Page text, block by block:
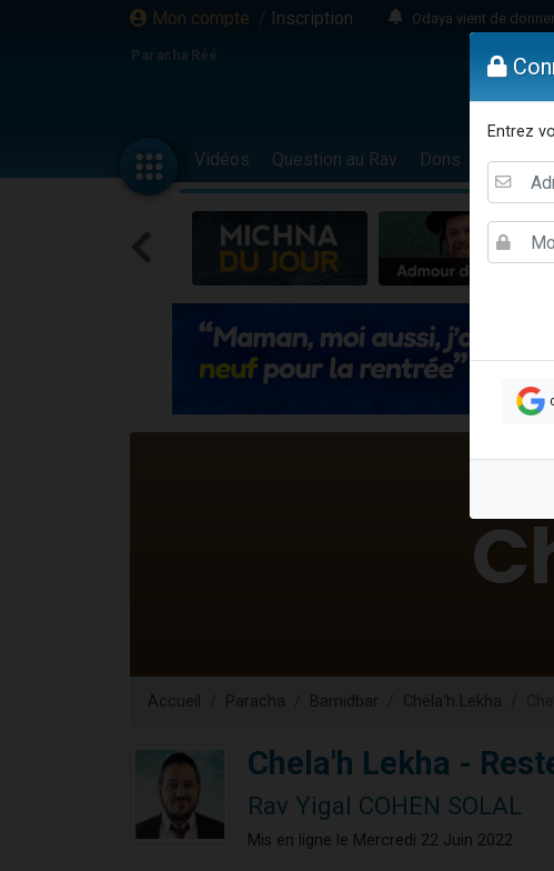
Mon compte / Inscription
Odaya vient de
3 personnes
13 personnes
12 nouvelles
30 personnes
Il reste 49
3 personnes viennent
2 personnes
3 personnes viennent
2 nouvelles
8 personnes
61 personnes
Ariel vient de donner
Il reste 49
Nathaniel vient de
Paracha Réé
Vidéos Question au Rav Dons Femmes
Accueil Paracha Bamidbar Chéla'h Lekha
Chela'h Lekha -
Rav Yigal COHEN SOLAL
Mis en ligne le Mercredi 22 Juin 2022
Entrez